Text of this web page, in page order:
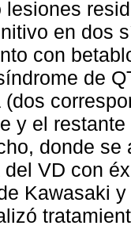
lesiones
en dos
con
de
y el
donde
VD con
Kawasaki